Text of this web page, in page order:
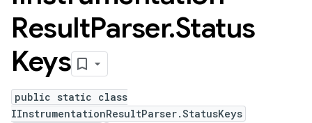
ResultParser.Status
Keys
public static class
IInstrumentationResultParser.StatusKeys